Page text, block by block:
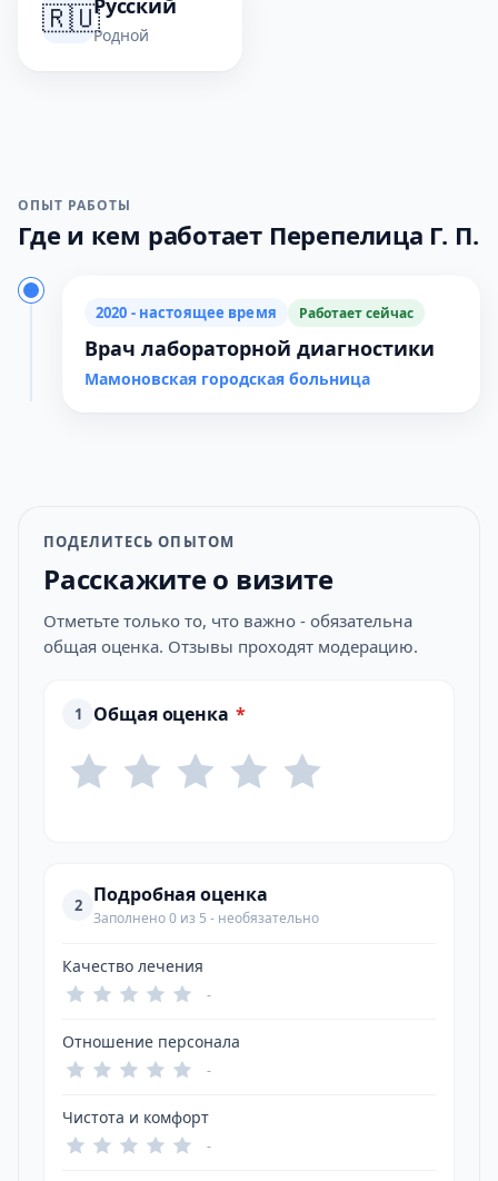
🇷🇺Русский
Родной
ОПЫТ РАБОТЫ
Где и кем работает Перепелица Г. П.
2020 - настоящее время Работает сейчас
Врач лабораторной диагностики
Мамоновская городская больница
ПОДЕЛИТЕСЬ ОПЫТОМ
Расскажите о визите
Отметьте только то, что важно - обязательна
общая оценка. Отзывы проходят модерацию.
1 Общая оценка *
2 Подробная оценка
Заполнено 0 из 5 - необязательно
Качество лечения
-
Отношение персонала
-
Чистота и комфорт
-